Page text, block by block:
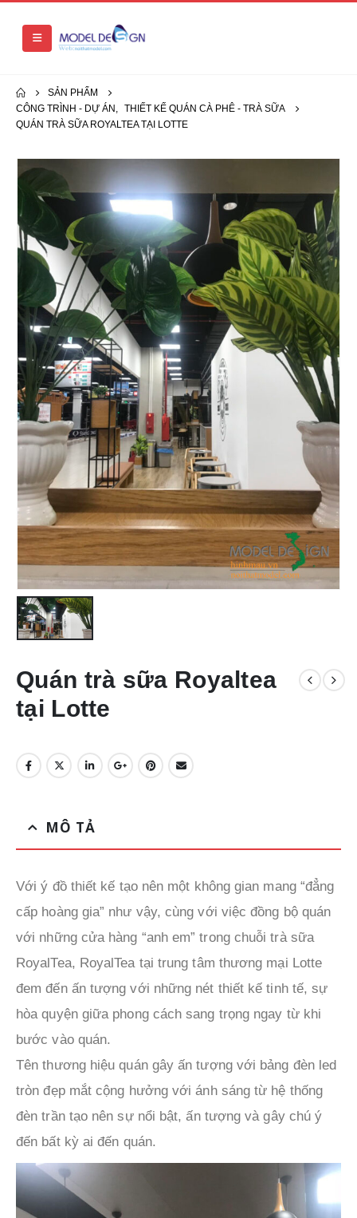
SẢN PHẨM
CÔNG TRÌNH - DỰ ÁN , THIẾT KẾ QUÁN CÀ PHÊ - TRÀ SỮA
QUÁN TRÀ SỮA ROYALTEA TẠI LOTTE
Quán trà sữa Royaltea
tại Lotte
MÔ TẢ
Với ý đồ thiết kế tạo nên một không gian mang “đẳng
cấp hoàng gia” như vậy, cùng với việc đồng bộ quán
với những cửa hàng “anh em” trong chuỗi trà sữa
RoyalTea, RoyalTea tại trung tâm thương mại Lotte
đem đến ấn tượng với những nét thiết kế tinh tế, sự
hòa quyện giữa phong cách sang trọng ngay từ khi
bước vào quán.
Tên thương hiệu quán gây ấn tượng với bảng đèn led
tròn đẹp mắt cộng hưởng với ánh sáng từ hệ thống
đèn trần tạo nên sự nổi bật, ấn tượng và gây chú ý
đến bất kỳ ai đến quán.